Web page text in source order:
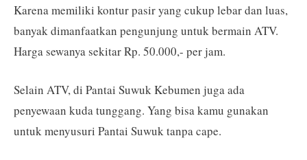
Karena memiliki kontur pasir yang cukup lebar dan luas,
banyak dimanfaatkan pengunjung untuk bermain ATV.
Harga sewanya sekitar Rp. 50.000,- per jam.
Selain ATV, di Pantai Suwuk Kebumen juga ada
penyewaan kuda tunggang. Yang bisa kamu gunakan
untuk menyusuri Pantai Suwuk tanpa cape.